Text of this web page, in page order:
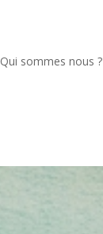
Qui sommes nous ?